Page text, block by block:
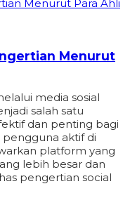
Menurut
media sosial
salah satu
dan penting bagi
pengguna aktif di
platform yang
lebih besar dan
pengertian social